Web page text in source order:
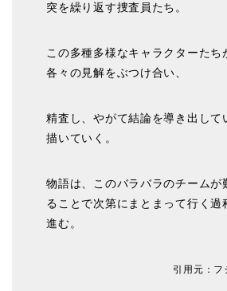
突を繰り返す捜査員たち。
この多種多様なキャラクターたち
各々の見解をぶつけ合い、
精査し、やがて結論を導き出して
描いていく。
物語は、このバラバラのチームが
ることで次第にまとまって行く過
進む。
引用元：フ